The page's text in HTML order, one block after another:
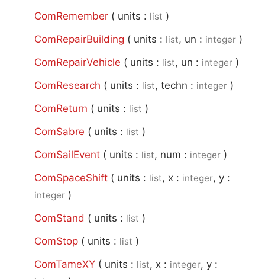
ComRemember ( units : list )
ComRepairBuilding ( units : list, un : integer )
ComRepairVehicle ( units : list, un : integer )
ComResearch ( units : list, techn : integer )
ComReturn ( units : list )
ComSabre ( units : list )
ComSailEvent ( units : list, num : integer )
ComSpaceShift ( units : list, x : integer, y :
integer )
ComStand ( units : list )
ComStop ( units : list )
ComTameXY ( units : list, x : integer, y :